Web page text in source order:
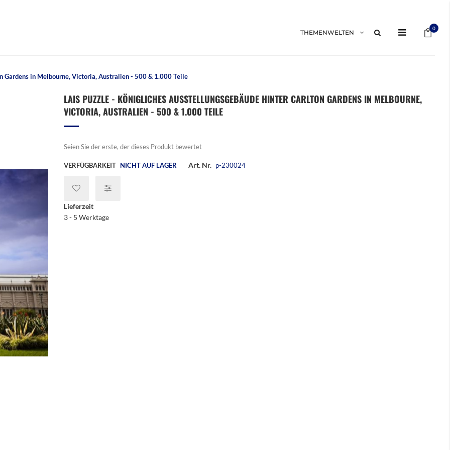
0
THEMENWELTEN
Gardens in Melbourne, Victoria, Australien - 500 & 1.000 Teile
LAIS PUZZLE - KÖNIGLICHES AUSSTELLUNGSGEBÄUDE HINTER CARLTON GARDENS IN MELBOURNE,
VICTORIA, AUSTRALIEN - 500 & 1.000 TEILE
Seien Sie der erste, der dieses Produkt bewertet
VERFÜGBARKEIT NICHT AUF LAGER Art. Nr. p-230024
Lieferzeit
3 - 5 Werktage